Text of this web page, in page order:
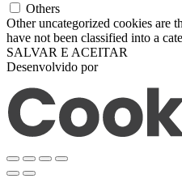
Others
Other uncategorized cookies are
have not been classified into a
SALVAR E ACEITAR
Desenvolvido por